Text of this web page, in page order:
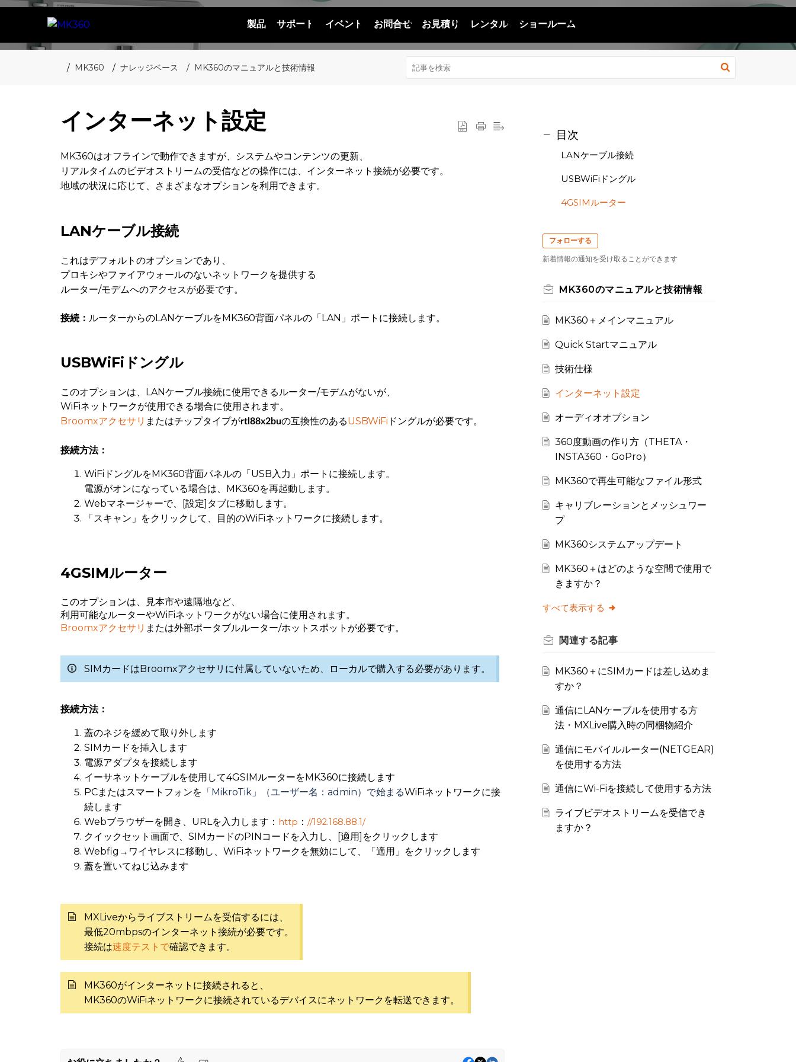
製品 サポート イベント お問合せ お見積り レンタル ショールーム
MK360 ナレッジベース MK360のマニュアルと技術情報
インターネット設定
MK360はオフラインで動作できますが、システムやコンテンツの更新、
リアルタイムのビデオストリームの受信などの操作には、インターネット接続が必要です。
地域の状況に応じて、さまざまなオプションを利用できます。
LANケーブル接続
これはデフォルトのオプションであり、
プロキシやファイアウォールのないネットワークを提供する
ルーター/モデムへのアクセスが必要です。
接続： ルーターからのLANケーブルをMK360背面パネルの「LAN」ポートに接続します。
USBWiFiドングル
このオプションは、LANケーブル接続に使用できるルーター/モデムがないが、
WiFiネットワークが使用できる場合に使用されます。
Broomxアクセサリ またはチップタイプがrtl88x2buの互換性のあるUSBWiFi ドングルが必要です。
接続方法：
WiFiドングルをMK360背面パネルの「USB入力」ポートに接続します。
電源がオンになっている場合は、MK360を再起動します。
Webマネージャーで、[設定]タブに移動します。
「スキャン」をクリックして、目的のWiFiネットワークに接続します。
4GSIMルーター
このオプションは、見本市や遠隔地など、
利用可能なルーターやWiFiネットワークがない場合に使用されます。
Broomxアクセサリ または外部ポータブルルーター/ホットスポットが必要です。
SIMカードはBroomxアクセサリに付属していないため、ローカルで購入する必要があります。
接続方法：
蓋のネジを緩めて取り外します
SIMカードを挿入します
電源アダプタを接続します
イーサネットケーブルを使用して4GSIMルーターをMK360に接続します
PCまたはスマートフォンを 「MikroTik」（ユーザー名：admin）で始まるWiFiネットワークに接
続します
Webブラウザーを開き、URLを入力します： http ： //192.168.88.1/
クイックセット画面で、SIMカードのPINコードを入力し、[適用]をクリックします
Webfig→ワイヤレスに移動し、WiFiネットワークを無効にして、「適用」をクリックします
蓋を置いてねじ込みます
MXLiveからライブストリームを受信するには、
最低20mbpsのインターネット接続が必要です。
接続は速度テストで確認できます。
MK360がインターネットに接続されると、
MK360のWiFiネットワークに接続されているデバイスにネットワークを転送できます。
目次
LANケーブル接続
USBWiFiドングル
4GSIMルーター
フォローする
新着情報の通知を受け取ることができます
MK360のマニュアルと技術情報
MK360＋メインマニュアル
Quick Startマニュアル
技術仕様
インターネット設定
オーディオオプション
360度動画の作り方（THETA・
INSTA360・GoPro）
MK360で再生可能なファイル形式
キャリブレーションとメッシュワー
プ
MK360システムアップデート
MK360＋はどのような空間で使用で
きますか？
すべて表示する
関連する記事
MK360＋にSIMカードは差し込めま
すか？
通信にLANケーブルを使用する方
法・MXLive購入時の同梱物紹介
通信にモバイルルーター(NETGEAR)
を使用する方法
通信にWi-Fiを接続して使用する方法
ライブビデオストリームを受信でき
ますか？